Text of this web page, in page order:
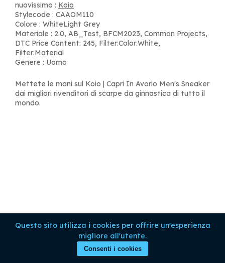
Questo sito utilizza i cookies per offrire un'esperienza
migliore all'utente.
Consenti i cookies
nuovissimo : Koio
Stylecode : CAAOM110
Colore : WhiteLight Grey
Materiale : 2.0, AB_Test, BFCM2023, Common Projects,
DTC Price Content: 245, Filter:Color:White,
Filter:Material
Genere : Uomo
Mettete le mani sul Koio | Capri In Avorio Men's Sneaker
dai migliori rivenditori di scarpe da ginnastica di tutto il
mondo.